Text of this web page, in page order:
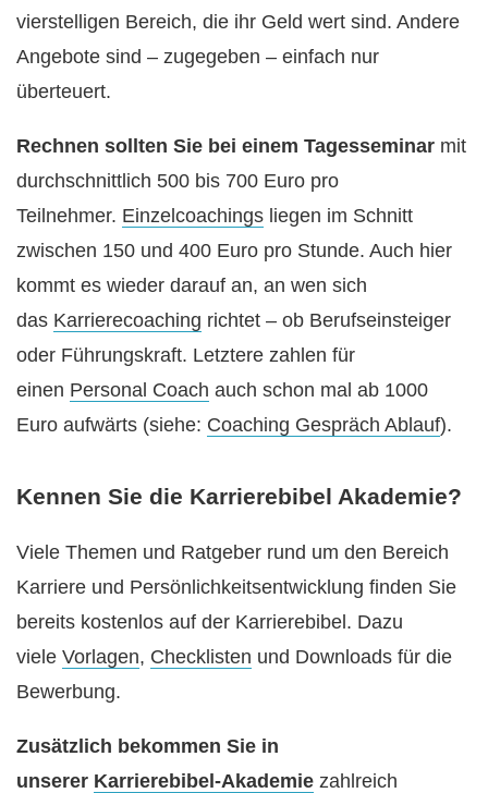
vierstelligen Bereich, die ihr Geld wert sind. Andere
Angebote sind – zugegeben – einfach nur
überteuert.
Rechnen sollten Sie bei einem Tagesseminar mit
durchschnittlich 500 bis 700 Euro pro
Teilnehmer. Einzelcoachings liegen im Schnitt
zwischen 150 und 400 Euro pro Stunde. Auch hier
kommt es wieder darauf an, an wen sich
das Karrierecoaching richtet – ob Berufseinsteiger
oder Führungskraft. Letztere zahlen für
einen Personal Coach auch schon mal ab 1000
Euro aufwärts (siehe: Coaching Gespräch Ablauf).
Kennen Sie die Karrierebibel Akademie?
Viele Themen und Ratgeber rund um den Bereich
Karriere und Persönlichkeitsentwicklung finden Sie
bereits kostenlos auf der Karrierebibel. Dazu
viele Vorlagen, Checklisten und Downloads für die
Bewerbung.
Zusätzlich bekommen Sie in
unserer Karrierebibel-Akademie zahlreich